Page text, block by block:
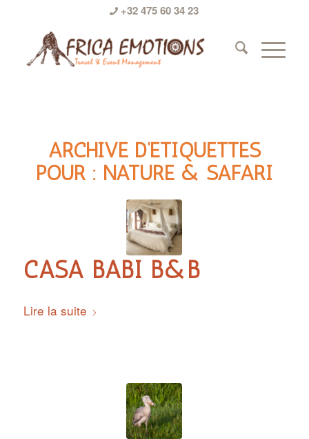
+32 475 60 34 23
ARCHIVE D’ÉTIQUETTES
POUR : NATURE & SAFARI
CASA BABI B&B
Lire la suite